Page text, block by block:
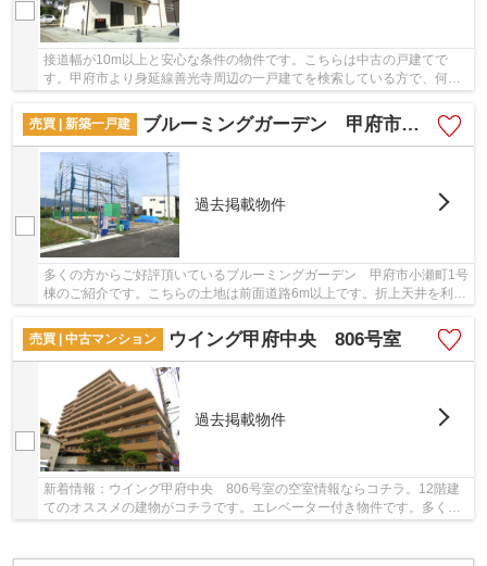
接道幅が10m以上と安心な条件の物件です。こちらは中古の戸建てで
す。甲府市より身延線善光寺周辺の一戸建てを検索している方で、何か
ご不明な点等ございましたら055-288-1408から＆ L...
売買 | 新築一戸建
ブルーミングガーデン 甲府市小瀬町1号棟
過去掲載物件
多くの方からご好評頂いているブルーミングガーデン 甲府市小瀬町1号
棟のご紹介です。こちらの土地は前面道路6m以上です。折上天井を利用
売買 | 中古マンション
ウイング甲府中央 806号室
過去掲載物件
新着情報：ウイング甲府中央 806号室の空室情報ならコチラ。12階建
てのオススメの建物がコチラです。エレベーター付き物件です。多くの